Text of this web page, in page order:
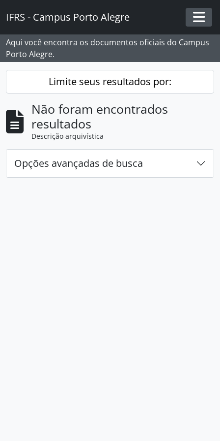
IFRS - Campus Porto Alegre
Aqui você encontra os documentos oficiais do Campus
Porto Alegre.
Limite seus resultados por:
Não foram encontrados
resultados
Descrição arquivística
Opções avançadas de busca